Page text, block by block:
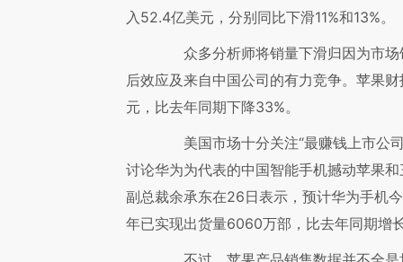
入52.4亿美元，分别同比下滑11%和13%。
众多分析师将销量下滑归因为市场
后效应及来自中国公司的有力竞争。苹果
元，比去年同期下降33%。
美国市场十分关注“最赚钱上市公司
讨论华为为代表的中国智能手机撼动苹果
副总裁余承东在26日表示，预计华为手机
年已实现出货量6060万部，比去年同期增